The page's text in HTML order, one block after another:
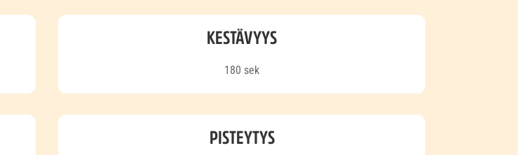
KESTÄVYYS
180 sek
PISTEYTYS